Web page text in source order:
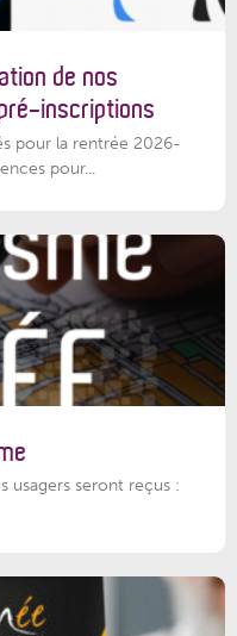
de nos
inscriptions
pour la rentrée 2026-
pour...
usagers seront reçus :